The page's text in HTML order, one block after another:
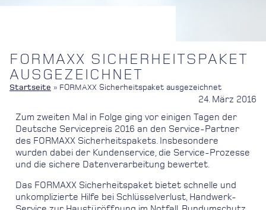
FORMAXX SICHERHEITSPAKET
AUSGEZEICHNET
Startseite » FORMAXX Sicherheitspaket ausgezeichnet
24. März 2016
Zum zweiten Mal in Folge ging vor einigen Tagen der
Deutsche Servicepreis 2016 an den Service-Partner
des FORMAXX Sicherheitspakets. Insbesondere
wurden dabei der Kundenservice, die Service-Prozesse
und die sichere Datenverarbeitung bewertet.
Das FORMAXX Sicherheitspaket bietet schnelle und
unkomplizierte Hilfe bei Schlüsselverlust, Handwerk-